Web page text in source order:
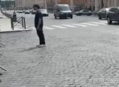
MEDIO CAMPIDANO
ORISTANO E PROVINCIA
SASSARI E PROVINCIA
GALLURA
NUORO E PROVINCIA